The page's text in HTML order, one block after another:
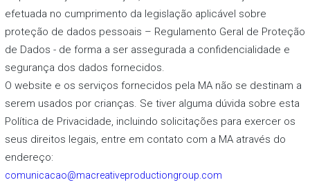
efetuada no cumprimento da legislação aplicável sobre
proteção de dados pessoais – Regulamento Geral de Proteção
de Dados - de forma a ser assegurada a confidencialidade e
segurança dos dados fornecidos.
O website e os serviços fornecidos pela MA não se destinam a
serem usados por crianças. Se tiver alguma dúvida sobre esta
Política de Privacidade, incluindo solicitações para exercer os
seus direitos legais, entre em contato com a MA através do
endereço:
comunicacao@macreativeproductiongroup.com